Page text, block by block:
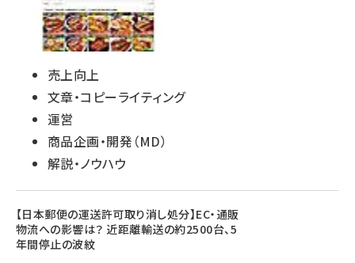
売上向上
文章・コピーライティング
運営
商品企画・開発（MD）
解説・ノウハウ
【日本郵便の運送許可取り消し処分】EC・通販
物流への影響は？ 近距離輸送の約2500台、5
年間停止の波紋